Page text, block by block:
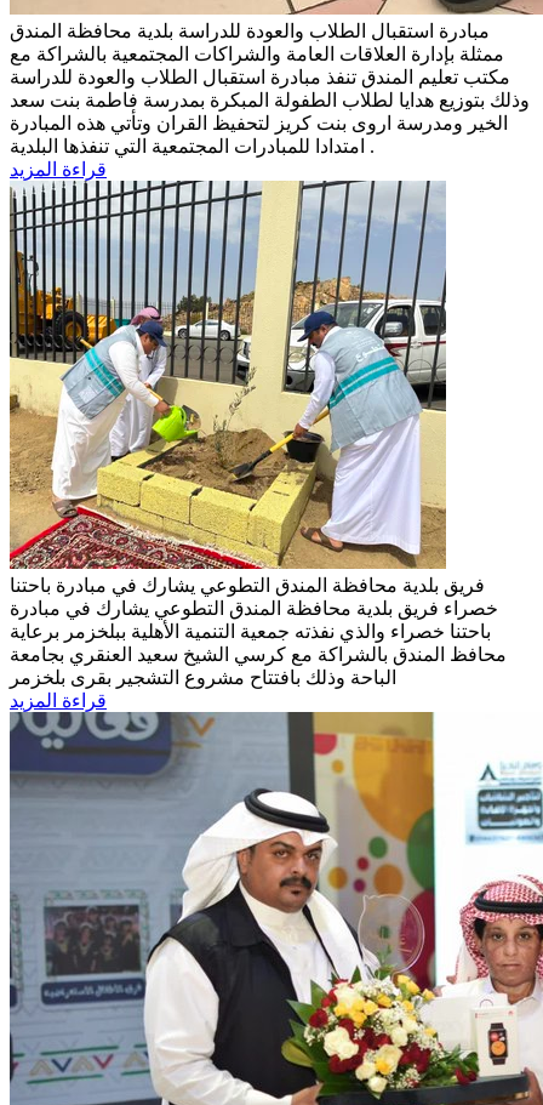
مبادرة استقبال الطلاب والعودة للدراسة بلدية محافظة المندق
ممثلة بإدارة العلاقات العامة والشراكات المجتمعية بالشراكة مع
مكتب تعليم المندق تنفذ مبادرة استقبال الطلاب والعودة للدراسة
وذلك بتوزيع هدايا لطلاب الطفولة المبكرة بمدرسة فاطمة بنت سعد
الخير ومدرسة اروى بنت كريز لتحفيظ القران وتأتي هذه المبادرة
امتدادا للمبادرات المجتمعية التي تنفذها البلدية .
قراءة المزيد
فريق بلدية محافظة المندق التطوعي يشارك في مبادرة باحتنا
خصراء فريق بلدية محافظة المندق التطوعي يشارك في مبادرة
باحتنا خصراء والذي نفذته جمعية التنمية الأهلية ببلخزمر برعاية
محافظ المندق بالشراكة مع كرسي الشيخ سعيد العنقري بجامعة
الباحة وذلك بافتتاح مشروع التشجير بقرى بلخزمر
قراءة المزيد